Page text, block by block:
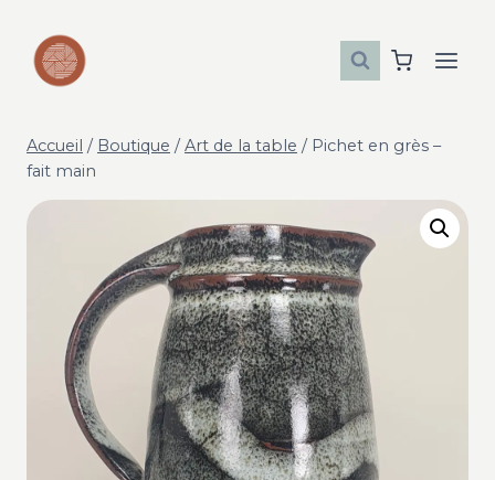
contenu
Accueil / Boutique / Art de la table / Pichet en grès –
fait main